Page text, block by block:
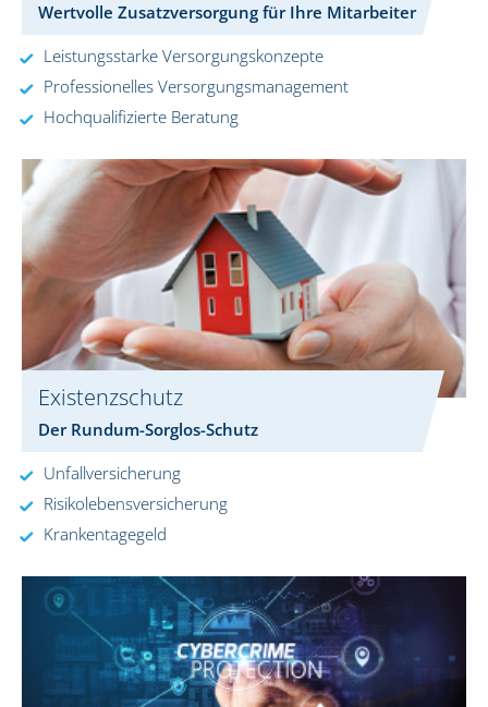
Wertvolle Zusatzversorgung für Ihre Mitarbeiter
Leistungsstarke Versorgungskonzepte
Professionelles Versorgungsmanagement
Hochqualifizierte Beratung
Existenzschutz
Der Rundum-Sorglos-Schutz
Unfallversicherung
Risikolebensversicherung
Krankentagegeld